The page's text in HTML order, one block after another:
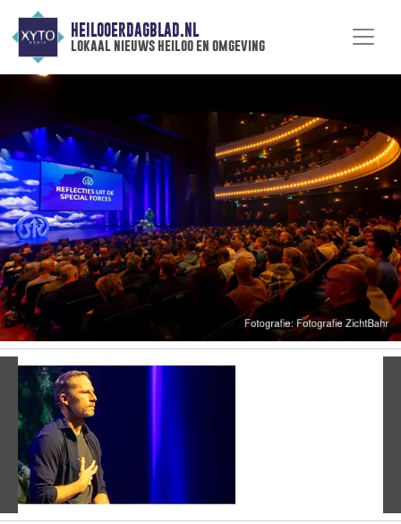
HEILOOERDAGBLAD.NL
lokaal nieuws heiloo en omgeving
Vorige